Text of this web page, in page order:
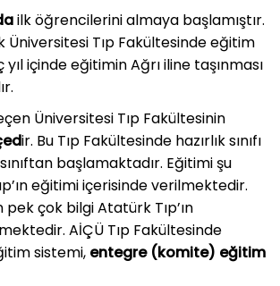
ilk öğrencilerini almaya başlamıştır.
Üniversitesi Tıp Fakültesinde eğitim
içinde eğitimin Ağrı iline taşınması
Üniversitesi Tıp Fakültesinin
ir. Bu Tıp Fakültesinde hazırlık sınıfı
başlamaktadır. Eğitimi şu
eğitimi içerisinde verilmektedir.
çok bilgi Atatürk Tıp’ın
AİÇÜ Tıp Fakültesinde
sistemi, entegre (komite) eğitim